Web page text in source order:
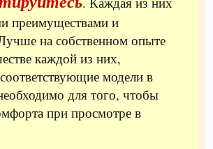
преимуществами и
на собственном опыте
каждой из них,
модели в
для того, чтобы
при просмотре в